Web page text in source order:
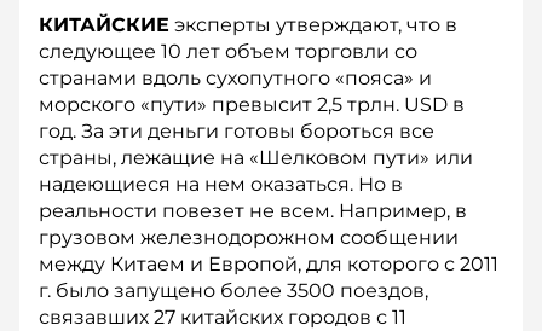
КИТАЙСКИЕ эксперты утверждают, что в
следующее 10 лет объем торговли со
странами вдоль сухопутного «пояса» и
морского «пути» превысит 2,5 трлн. USD в
год. За эти деньги готовы бороться все
страны, лежащие на «Шелковом пути» или
надеющиеся на нем оказаться. Но в
реальности повезет не всем. Например, в
грузовом железнодорожном сообщении
между Китаем и Европой, для которого с 2011
г. было запущено более 3500 поездов,
связавших 27 китайских городов с 11